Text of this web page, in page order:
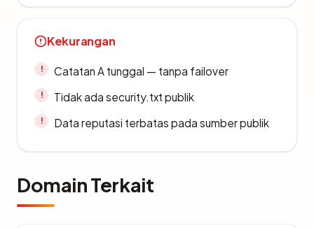
Kekurangan
Catatan A tunggal — tanpa failover
Tidak ada security.txt publik
Data reputasi terbatas pada sumber publik
Domain Terkait